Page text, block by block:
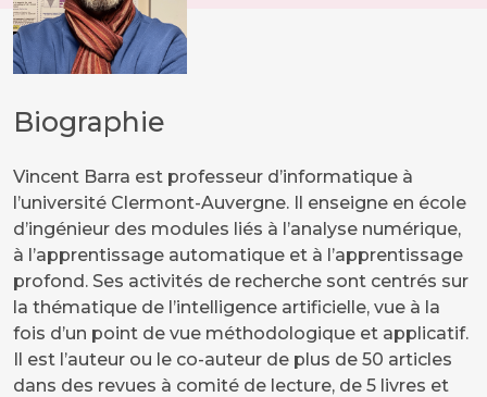
Biographie
Vincent Barra est professeur d’informatique à
l’université Clermont-Auvergne. Il enseigne en école
d’ingénieur des modules liés à l’analyse numérique,
à l’apprentissage automatique et à l’apprentissage
profond. Ses activités de recherche sont centrés sur
la thématique de l’intelligence artificielle, vue à la
fois d’un point de vue méthodologique et applicatif.
Il est l’auteur ou le co-auteur de plus de 50 articles
dans des revues à comité de lecture, de 5 livres et